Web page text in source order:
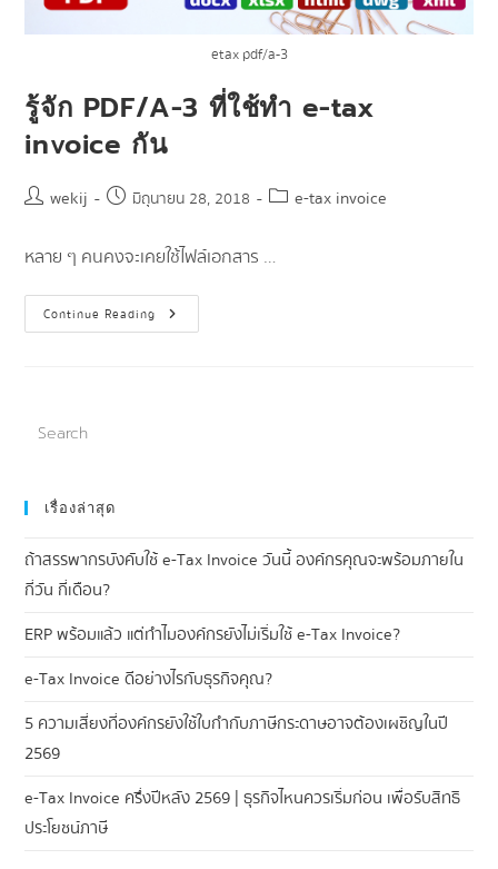
etax pdf/a-3
รู้จัก PDF/A-3 ที่ใช้ทำ e-tax
invoice กัน
wekij มิถุนายน 28, 2018 e-tax invoice
หลาย ๆ คนคงจะเคยใช้ไฟล์เอกสาร …
Continue Reading
เรื่องล่าสุด
ถ้าสรรพากรบังคับใช้ e-Tax Invoice วันนี้ องค์กรคุณจะพร้อมภายใน
กี่วัน กี่เดือน?
ERP พร้อมแล้ว แต่ทำไมองค์กรยังไม่เริ่มใช้ e-Tax Invoice?
e-Tax Invoice ดีอย่างไรกับธุรกิจคุณ?
5 ความเสี่ยงที่องค์กรยังใช้ใบกำกับภาษีกระดาษอาจต้องเผชิญในปี
2569
e-Tax Invoice ครึ่งปีหลัง 2569 | ธุรกิจไหนควรเริ่มก่อน เพื่อรับสิทธิ
ประโยชน์ภาษี